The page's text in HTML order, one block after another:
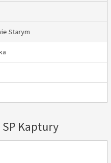
Starym
Kaptury